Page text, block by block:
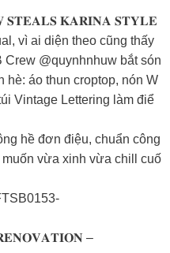
𝐊𝐀𝐑𝐈𝐍𝐀 𝐒𝐓𝐘𝐋𝐄
vì ai diện theo cũng thấy
Crew @quynhnhuw bắt són
hè: áo thun croptop, nón W
Vintage Lettering làm điể
hề đơn điệu, chuẩn công
vừa xinh vừa chill cuố
–